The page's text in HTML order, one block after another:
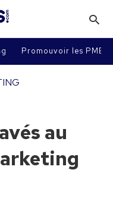
Promouvoir les PME
au